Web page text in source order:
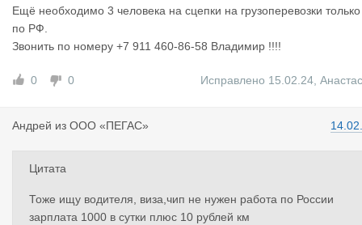
Ещё необходимо 3 человека на сцепки на грузоперевозки только
по РФ.
Звонить по номеру +7 911 460-86-58 Владимир !!!!
0 0 Исправлено 15.02.24
Андрей из ООО «ПЕГАС»
Цитата
Тоже ищу водителя, виза,чип не нужен работа по России
зарплата 1000 в сутки плюс 10 рублей км